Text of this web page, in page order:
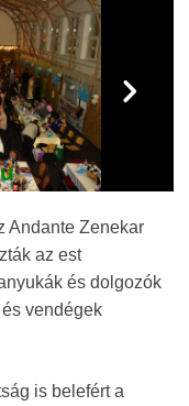
Andante Zenekar
az est
és dolgozók
vendégek
is belefért a